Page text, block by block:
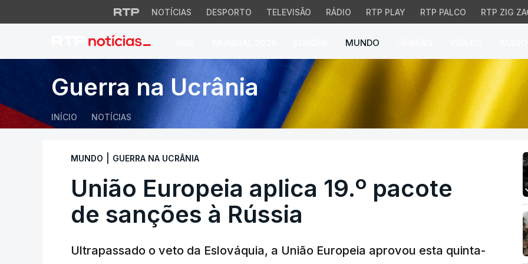
NOTÍCIAS DESPORTO TELEVISÃO RÁDIO RTP PLAY RTP PALCO RTP ZIG
MUNDO
União Europeia aplica 19.º pacote de
Guerra na Ucrânia
INÍCIO NOTÍCIAS
MUNDO GUERRA NA UCRÂNIA
União Europeia aplica 19.º pacote
de sanções à Rússia
Ultrapassado o veto da Eslováquia, a União Europeia aprovou esta quinta-